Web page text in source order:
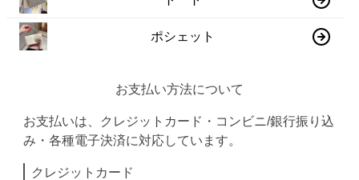
ポシェット
お支払い方法について
お支払いは、クレジットカード・コンビニ/銀行振り込
み・各種電子決済に対応しています。
クレジットカード